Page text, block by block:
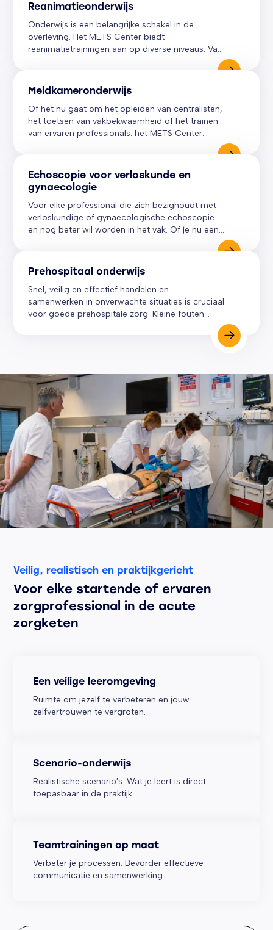
Reanimatieonderwijs
Onderwijs is een belangrijke schakel in de
overleving. Het METS Center biedt
reanimatietrainingen aan op diverse niveaus. Van
Meldkameronderwijs
Of het nu gaat om het opleiden van centralisten,
het toetsen van vakbekwaamheid of het trainen
van ervaren professionals: het METS Center
biedt een totaal opleidingspakket dat aansluit op
ambulancezorg.
Echoscopie voor verloskunde en
gynaecologie
Voor elke professional die zich bezighoudt met
verloskundige of gynaecologische echoscopie
en nog beter wil worden in het vak. Of je nu een
een passende training!
Prehospitaal onderwijs
Snel, veilig en effectief handelen en
samenwerken in onverwachte situaties is cruciaal
voor goede prehospitale zorg. Kleine fouten
Center ontwikkelt, geeft en faciliteert diverse bij-
Veilig, realistisch en praktijkgericht
Voor elke startende of ervaren
zorgprofessional in de acute
zorgketen
Een veilige leeromgeving
Ruimte om jezelf te verbeteren en jouw
zelfvertrouwen te vergroten.
Scenario-onderwijs
Realistische scenario's. Wat je leert is direct
toepasbaar in de praktijk.
Teamtrainingen op maat
Verbeter je processen. Bevorder effectieve
communicatie en samenwerking.